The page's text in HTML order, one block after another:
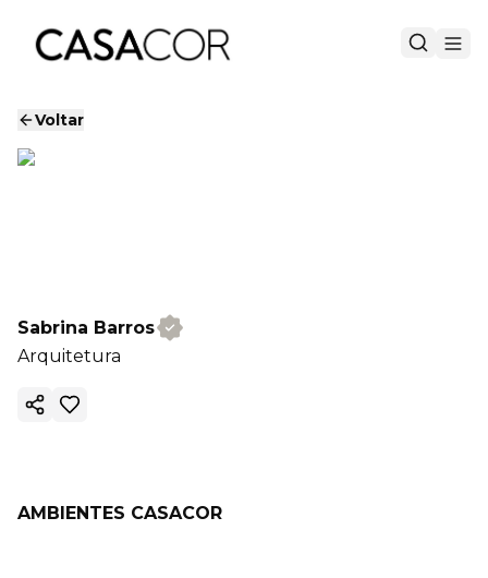
Voltar
Sabrina Barros
Arquitetura
Copiar link
AMBIENTES CASACOR